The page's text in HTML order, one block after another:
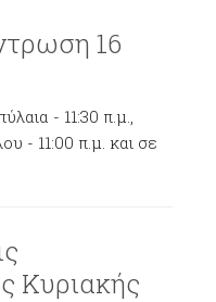
16
- 11:30 π.μ.,
- 11:00 π.μ. και σε
Κυριακής